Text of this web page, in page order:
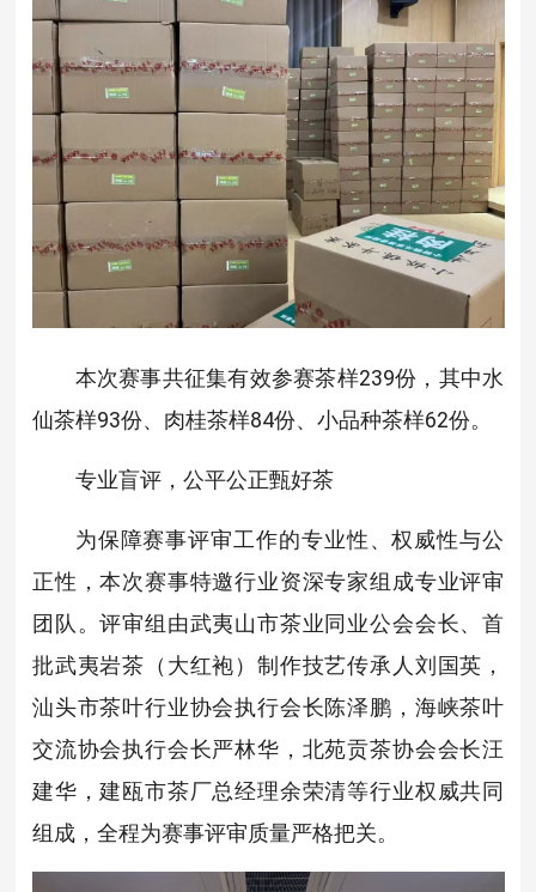
本次赛事共征集有效参赛茶样239份，其中水
仙茶样93份、肉桂茶样84份、小品种茶样62份。
专业盲评，公平公正甄好茶
为保障赛事评审工作的专业性、权威性与公
正性，本次赛事特邀行业资深专家组成专业评审
团队。评审组由武夷山市茶业同业公会会长、首
批武夷岩茶（大红袍）制作技艺传承人刘国英，
汕头市茶叶行业协会执行会长陈泽鹏，海峡茶叶
交流协会执行会长严林华，北苑贡茶协会会长汪
建华，建瓯市茶厂总经理余荣清等行业权威共同
组成，全程为赛事评审质量严格把关。